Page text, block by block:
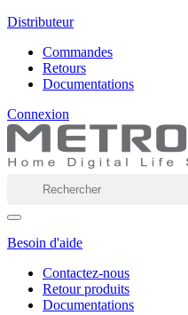
Distributeur
Commandes
Retours
Documentations
Connexion
Besoin d'aide
Contactez-nous
Retour produits
Documentations